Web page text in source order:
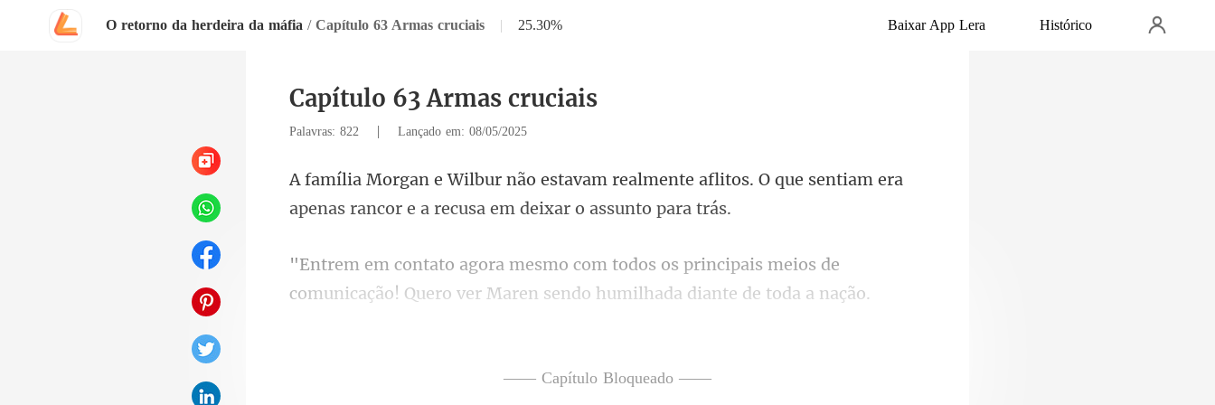
O retorno da herdeira da máfia / Capítulo 63 Armas cruciais | 25.30% Baixar App Lera Histórico
Capítulo 63 Armas cruciais
Palavras: 822 | Lançado em: 08/05/2025
ente aflitos. O que sentiam era
apenas ranc
ção! Quero ver Maren sendo humilhada diante de toda a nação.
—— Capítulo Bloqueado ——